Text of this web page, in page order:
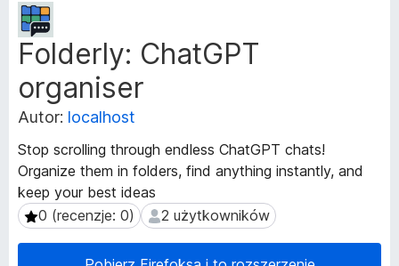
i
d
z
e
l
ą
d
Folderly: ChatGPT
organiser
Autor: localhost
Stop scrolling through endless ChatGPT chats!
Organize them in folders, find anything instantly, and
keep your best ideas
0 (recenzje: 0)
0 (recenzje: 0) 2 użytkowników
2 użytkowników
M
e
t
a
d
a
n
e
r
o
z
s